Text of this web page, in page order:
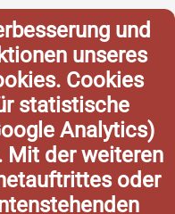
und
unseres
Cookies
statistische
Analytics)
Mit der weiteren
oder